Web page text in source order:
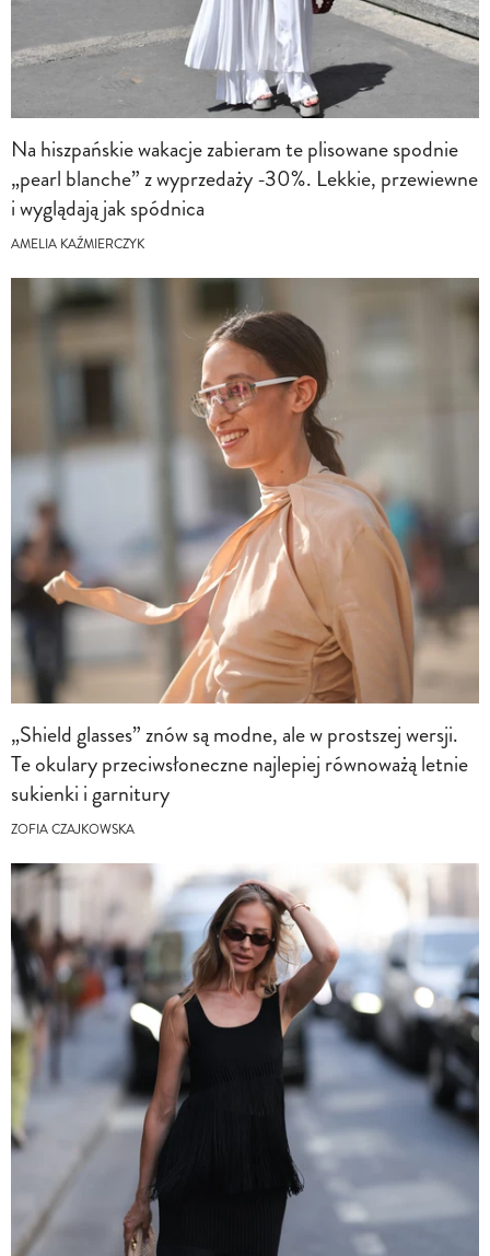
Na hiszpańskie wakacje zabieram te plisowane spodnie
„pearl blanche” z wyprzedaży -30%. Lekkie, przewiewne
i wyglądają jak spódnica
AMELIA KAŹMIERCZYK
„Shield glasses” znów są modne, ale w prostszej wersji.
Te okulary przeciwsłoneczne najlepiej równoważą letnie
sukienki i garnitury
ZOFIA CZAJKOWSKA